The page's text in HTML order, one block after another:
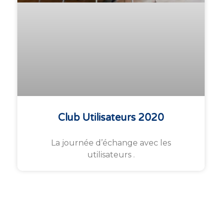
Club Utilisateurs 2020
La journée d’échange avec les
utilisateurs .